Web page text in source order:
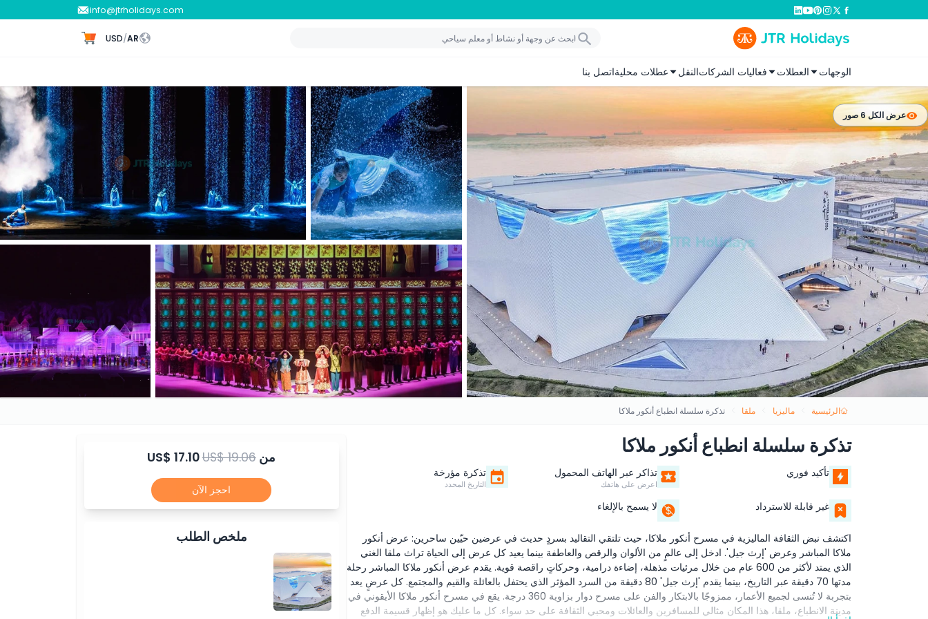
info@jtrholidays.com
AR
/
USD
الوجهات العطلات فعاليات الشركاتالنقل عطلات محليةاتصل بنا
عرض الكل 6 صور
الرئيسية ماليزيا ملقا تذكرة سلسلة انطباع أنكور ملاكا
تذكرة سلسلة انطباع أنكور ملاكا
تأكيد فوري تذاكر عبر الهاتف المحمول
اعرض على هاتفك
تذكرة مؤرخة
التاريخ المحدد
غير قابلة للاسترداد لا يسمح بالإلغاء
اكتشف نبض الثقافة الماليزية في مسرح أنكور ملاكا، حيث تلتقي التقاليد بسردٍ حديث في عرضين حيّين ساحرين: عرض أنكور
ملاكا المباشر وعرض 'إرث جيل'. ادخل إلى عالمٍ من الألوان والرقص والعاطفة بينما يعيد كل عرض إلى الحياة تراث ملقا الغني
الذي يمتد لأكثر من 600 عام من خلال مرئيات مذهلة، إضاءة درامية، وحركاتٍ راقصة قوية. يقدم عرض أنكور ملاكا المباشر رحلة
مدتها 70 دقيقة عبر التاريخ، بينما يقدم 'إرث جيل' 80 دقيقة من السرد المؤثر الذي يحتفل بالعائلة والقيم والمجتمع. كل عرضٍ يعد
بتجربة لا تُنسى لجميع الأعمار، ممزوجًا بالابتكار والفن على مسرح دوار بزاوية 360 درجة. يقع في مسرح أنكور ملاكا الأيقوني في
مدينة الانطباع، ملقا، هذا المكان مثالي للمسافرين والعائلات ومحبي الثقافة على حد سواء. كل ما عليك هو إظهار قسيمة الدفع
من US$ 17.10US$ 19.06
احجز الآن
ملخص الطلب